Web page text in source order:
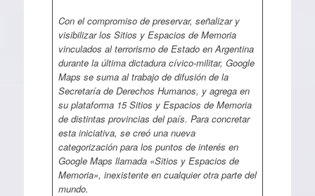
Con el compromiso de preservar, señalizar y
visibilizar los Sitios y Espacios de Memoria
vinculados al terrorismo de Estado en Argentina
durante la última dictadura cívico-militar, Google
Maps se suma al trabajo de difusión de la
Secretaría de Derechos Humanos, y agrega en
su plataforma 15 Sitios y Espacios de Memoria
de distintas provincias del país. Para concretar
esta iniciativa, se creó una nueva
categorización para los puntos de interés en
Google Maps llamada «Sitios y Espacios de
Memoria», inexistente en cualquier otra parte del
mundo.